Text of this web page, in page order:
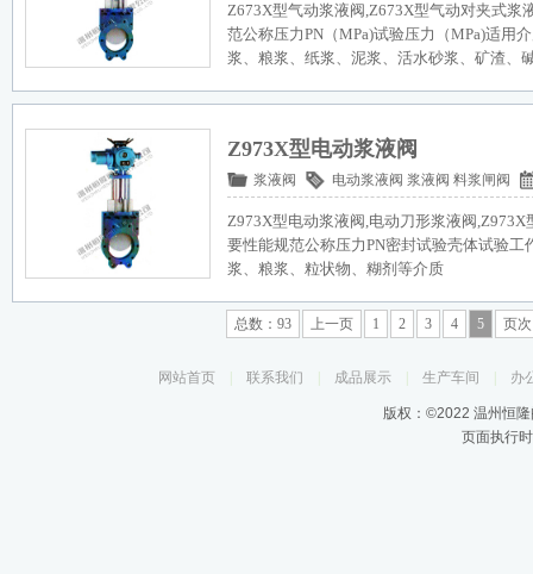
Z673X型气动浆液阀,Z673X型气动对夹式浆
范公称压力PN（MPa)试验压力（MPa)适用
浆、粮浆、纸浆、泥浆、活水砂浆、矿渣、
Z973X型电动浆液阀
浆液阀 电动浆液阀 浆液阀 料浆闸阀
Z973X型电动浆液阀,电动刀形浆液阀
要性能规范公称压力PN密封试验壳体试验
浆、粮浆、粒状物、糊剂等介质
总数：93 上一页 1 2 3 4 5 页
网站首页 联系我们 成品展示 生产车间 办
版权：©2022 温州恒
页面执行